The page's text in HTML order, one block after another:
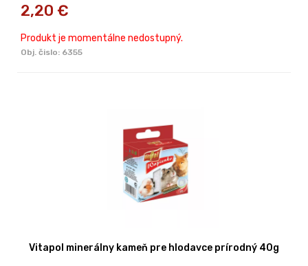
2,20 €
Produkt je momentálne nedostupný.
Obj. čislo: 6355
Vitapol minerálny kameň pre hlodavce prírodný 40g